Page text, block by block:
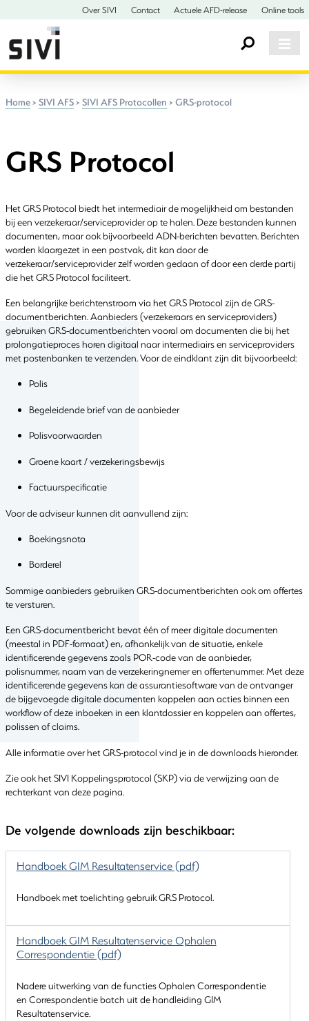
Over SIVI Contact Actuele AFD-release Online tools
Home> SIVI AFS> SIVI AFS Protocollen > GRS-protocol
GRS Protocol
Het GRS Protocol biedt het intermediair de mogelijkheid om bestanden
bij een verzekeraar/serviceprovider op te halen. Deze bestanden kunnen
documenten, maar ook bijvoorbeeld ADN-berichten bevatten. Berichten
worden klaargezet in een postvak, dit kan door de
verzekeraar/serviceprovider zelf worden gedaan of door een derde partij
die het GRS Protocol faciliteert.
Een belangrijke berichtenstroom via het GRS Protocol zijn de GRS-
documentberichten. Aanbieders (verzekeraars en serviceproviders)
gebruiken GRS-documentberichten vooral om documenten die bij het
prolongatieproces horen digitaal naar intermediairs en serviceproviders
met postenbanken te verzenden. Voor de eindklant zijn dit bijvoorbeeld:
Polis
Begeleidende brief van de aanbieder
Polisvoorwaarden
Groene kaart / verzekeringsbewijs
Factuurspecificatie
Voor de adviseur kunnen dit aanvullend zijn:
Boekingsnota
Borderel
Sommige aanbieders gebruiken GRS-documentberichten ook om offertes
te versturen.
Een GRS-documentbericht bevat één of meer digitale documenten
(meestal in PDF-formaat) en, afhankelijk van de situatie, enkele
identificerende gegevens zoals POR-code van de aanbieder,
polisnummer, naam van de verzekeringnemer en offertenummer. Met deze
identificerende gegevens kan de assurantiesoftware van de ontvanger
de bijgevoegde digitale documenten koppelen aan acties binnen een
workflow of deze inboeken in een klantdossier en koppelen aan offertes,
polissen of claims.
Alle informatie over het GRS-protocol vind je in de downloads hieronder.
Zie ook het SIVI Koppelingsprotocol (SKP) via de verwijzing aan de
rechterkant van deze pagina.
De volgende downloads zijn beschikbaar:
Handboek GIM Resultatenservice (pdf)
Handboek met toelichting gebruik GRS Protocol.
Handboek GIM Resultatenservice Ophalen
Correspondentie (pdf)
Nadere uitwerking van de functies Ophalen Correspondentie
en Correspondentie batch uit de handleiding GIM
Resultatenservice.